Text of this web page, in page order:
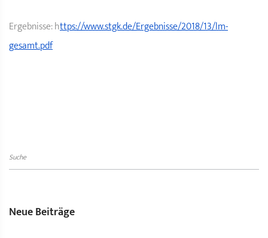
Ergebnisse: https://www.stgk.de/Ergebnisse/2018/13/lm-
gesamt.pdf
Neue Beiträge